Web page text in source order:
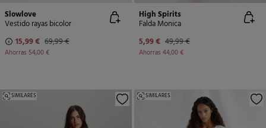
Slowlove
Vestido rayas bicolor
15,99 € 69,99 €
Ahorras 54,00 €
High Spirits
Falda Monica
5,99 € 49,99 €
Ahorras 44,00 €
SIMILARES SIMILARES